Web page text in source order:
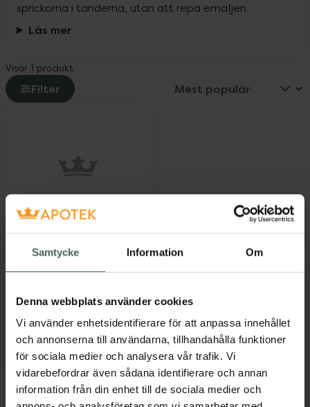
Samtycke Information Om
Denna webbplats använder cookies
Vi använder enhetsidentifierare för att anpassa innehållet
och annonserna till användarna, tillhandahålla funktioner
för sociala medier och analysera vår trafik. Vi
vidarebefordrar även sådana identifierare och annan
information från din enhet till de sociala medier och
sprickorna i tänderna, utan att repa emaljen.
Läs mer
Visar 1 produkt
Filter
4.9 av 5 i omdöme
Med naturligt
polerande salt 75 ml
Pris online
39 kr
KöpDentosal Tandkräm, 39 kr.